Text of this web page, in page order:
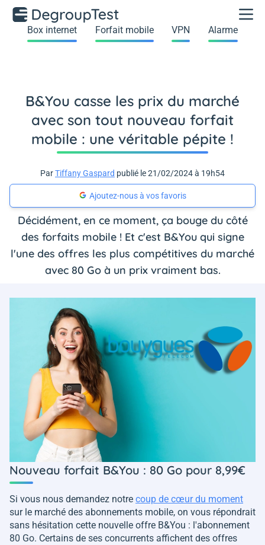
Box internet Forfait mobile VPN Alarme
B&You casse les prix du marché
avec son tout nouveau forfait
mobile : une véritable pépite !
ParTiffany Gaspard publié le 21/02/2024 à 19h54
Ajoutez-nous à vos favoris
Décidément, en ce moment, ça bouge du côté
des forfaits mobile ! Et c'est B&You qui signe
l'une des offres les plus compétitives du marché
avec 80 Go à un prix vraiment bas.
Nouveau forfait B&You : 80 Go pour 8,99€
Si vous nous demandez notre coup de cœur du moment
sur le marché des abonnements mobile, on vous répondrait
sans hésitation cette nouvelle offre B&You : l'abonnement
80 Go. Certains de ses concurrents affichent des offres